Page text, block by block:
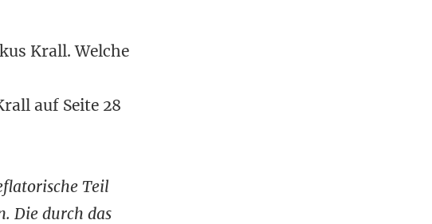
Krall. Welche
auf Seite 28
Teil
Die durch das